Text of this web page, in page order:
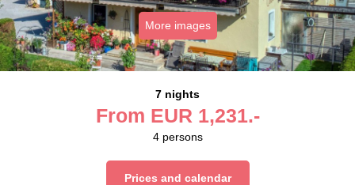
More images
7 nights
From EUR 1,231.-
4 persons
Prices and calendar